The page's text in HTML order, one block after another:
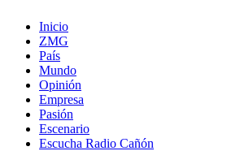
Inicio
ZMG
País
Mundo
Opinión
Empresa
Pasión
Escenario
Escucha Radio Cañón